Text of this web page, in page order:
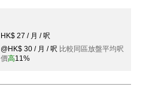
HK$ 27 / 月 / 呎
@HK$ 30 / 月 / 呎 比較同區放盤平均呎
價高11%